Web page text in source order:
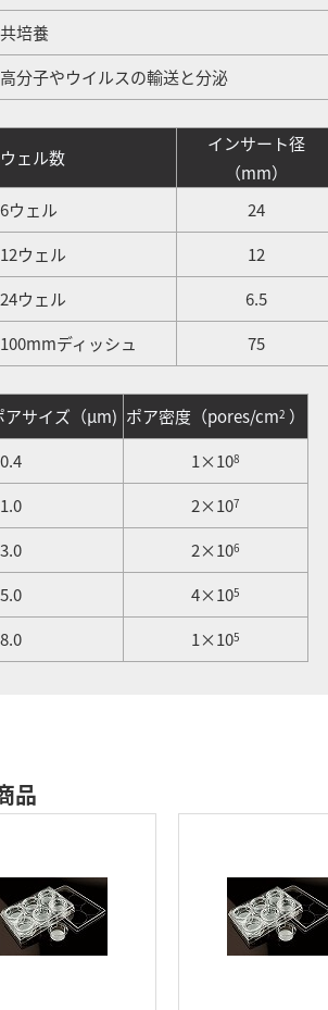
培養
分子やウイルスの輸送と分泌
ェル数
インサート径
（mm）
ウェル 24
ウェル
12
ウェル
6.5
ディッシュ
75
アサイズ（μm) ポア密度（pores/cm2 ）
1×108
2×107
2×106
4×105
1×105
品